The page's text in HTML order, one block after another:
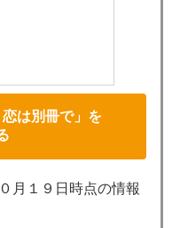
恋は別冊で」を
月１９日時点の情報